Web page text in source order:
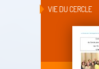
VIE DU CERCLE